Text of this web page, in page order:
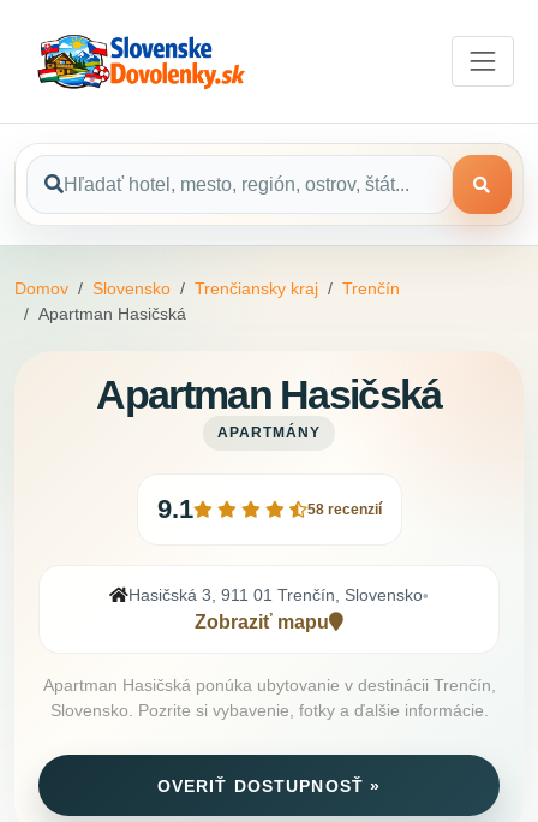
Domov Slovensko Trenčiansky kraj
Trenčín
Apartman Hasičská
Apartman Hasičská
APARTMÁNY
9.1 58 recenzií
Hasičská 3, 911 01 Trenčín, Slovensko•
Zobraziť mapu
Apartman Hasičská ponúka ubytovanie v destinácii Trenčín,
Slovensko. Pozrite si vybavenie, fotky a ďalšie informácie.
OVERIŤ DOSTUPNOSŤ »